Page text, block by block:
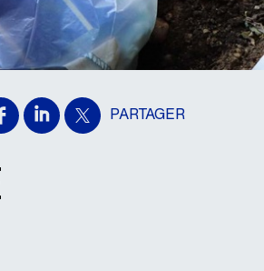
PARTAGER